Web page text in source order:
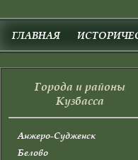
ГЛАВНАЯ
Города и районы
Кузбасса
Анжеро-Судженск
Белово